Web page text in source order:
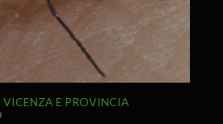
VICENZA E PROVINCIA